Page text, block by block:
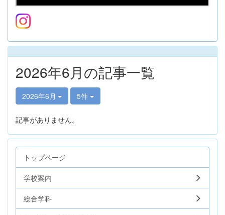
2026年6月の記事一覧
2026年6月 5件
記事がありません。
トップページ
学校案内
総合学科